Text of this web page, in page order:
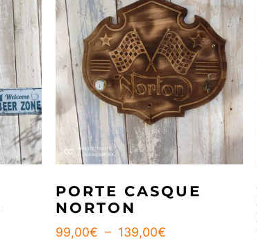
PORTE CASQUE
NORTON
99,00€ – 139,00€